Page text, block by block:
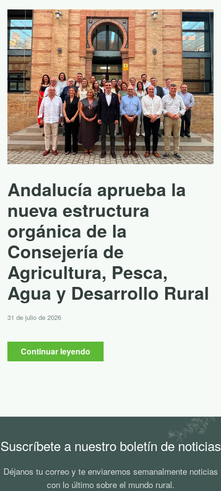
aprueba la
de la
de
Pesca,
Desarrollo Rural
10
Suscríbete a nuestro boletín de noticias
Déjanos tu correo y te enviaremos semanalmente noticias
con lo último sobre el mundo rural.